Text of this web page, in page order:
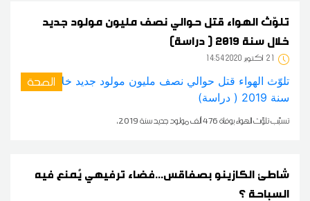
تلوّث الهواء قتل حوالي نصف مليون مولود جديد
خلال سنة 2019 ( دراسة)
21 14:54 2020 أكتوبر
الصحة
تسبّب تلوّث الهواء بوفاة 476 ألف مولود جديد سنة 2019،
شاطئ الكازينو بصفاقس...فضاء ترفيهي يُمنع فيه
السباحة ؟